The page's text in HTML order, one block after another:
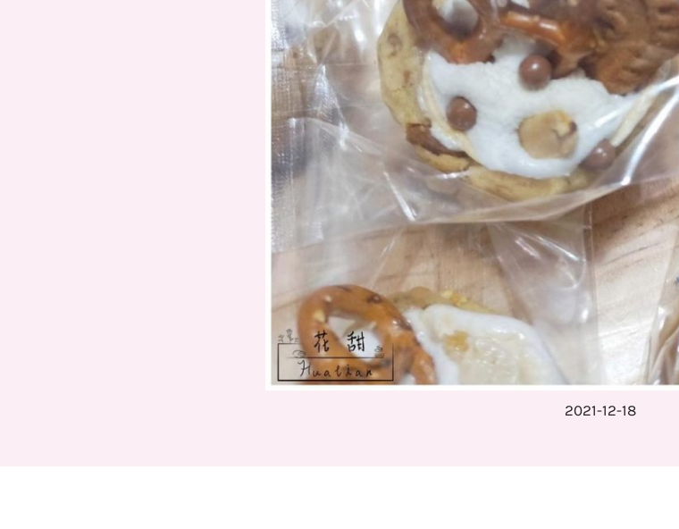
2021-12-18